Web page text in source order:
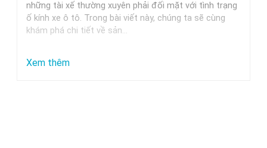
Nguyên,
Milano
những tài xế thường xuyên phải đối mặt với tình trạng
ố kính xe ô tô. Trong bài viết này, chúng ta sẽ cùng
khám phá chi tiết về sản…
Xem thêm: